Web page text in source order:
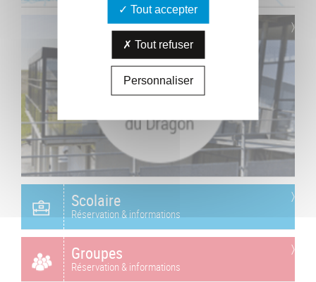
Scolaire
Réservation & informations
Groupes
Réservation & informations
Tout accepter
Tout refuser
Personnaliser